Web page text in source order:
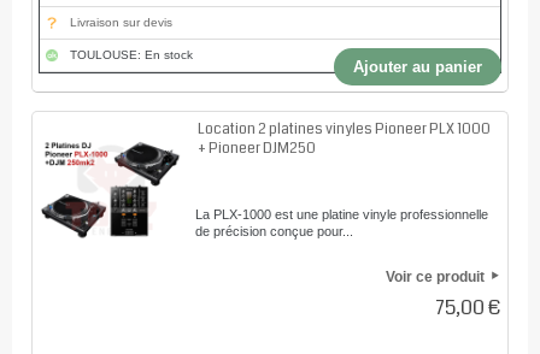
Livraison sur devis
TOULOUSE: En stock
Ajouter au panier
Location 2 platines vinyles Pioneer PLX 1000
+ Pioneer DJM250
La PLX-1000 est une platine vinyle professionnelle
de précision conçue pour...
Voir ce produit
75,00 €